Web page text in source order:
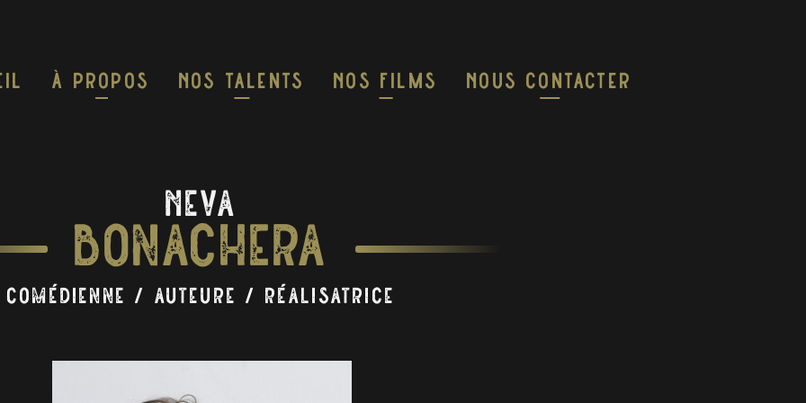
À Propos Nos Talents Nos Films Nous Contacter
Neva
Bonachera
Comédienne / Auteure / Réalisatrice